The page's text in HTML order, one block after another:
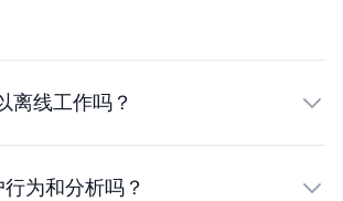
离线工作吗？
为和分析吗？